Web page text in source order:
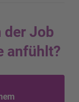
der Job
anfühlt?